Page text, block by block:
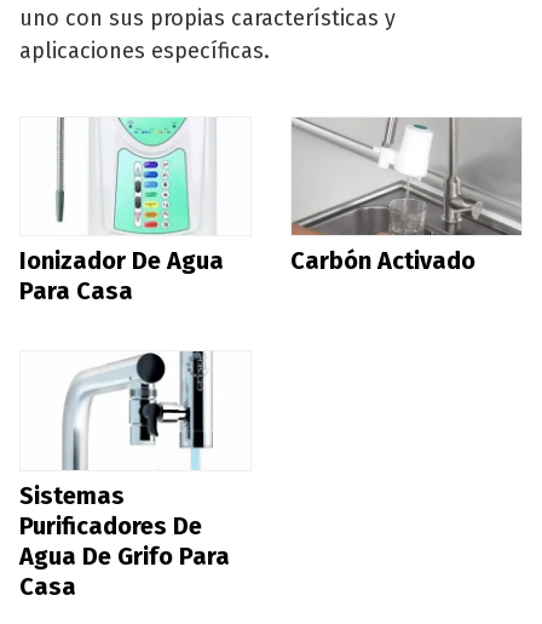
uno con sus propias características y
aplicaciones específicas.
Ionizador De Agua
Para Casa
Carbón Activado
Sistemas
Purificadores De
Agua De Grifo Para
Casa